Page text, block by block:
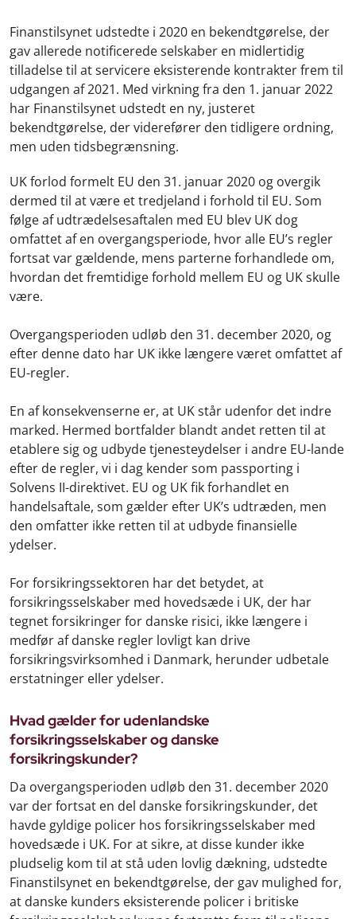
Finanstilsynet udstedte i 2020 en bekendtgørelse, der
gav allerede notificerede selskaber en midlertidig
tilladelse til at servicere eksisterende kontrakter frem til
udgangen af 2021. Med virkning fra den 1. januar 2022
har Finanstilsynet udstedt en ny, justeret
bekendtgørelse, der viderefører den tidligere ordning,
men uden tidsbegrænsning.
UK forlod formelt EU den 31. januar 2020 og overgik
dermed til at være et tredjeland i forhold til EU. Som
følge af udtrædelsesaftalen med EU blev UK dog
omfattet af en overgangsperiode, hvor alle EU’s regler
fortsat var gældende, mens parterne forhandlede om,
hvordan det fremtidige forhold mellem EU og UK skulle
være.
Overgangsperioden udløb den 31. december 2020, og
efter denne dato har UK ikke længere været omfattet af
EU-regler.
En af konsekvenserne er, at UK står udenfor det indre
marked. Hermed bortfalder blandt andet retten til at
etablere sig og udbyde tjenesteydelser i andre EU-lande
efter de regler, vi i dag kender som passporting i
Solvens II-direktivet. EU og UK fik forhandlet en
handelsaftale, som gælder efter UK’s udtræden, men
den omfatter ikke retten til at udbyde finansielle
ydelser.
For forsikringssektoren har det betydet, at
forsikringsselskaber med hovedsæde i UK, der har
tegnet forsikringer for danske risici, ikke længere i
medfør af danske regler lovligt kan drive
forsikringsvirksomhed i Danmark, herunder udbetale
erstatninger eller ydelser.
Hvad gælder for udenlandske
forsikringsselskaber og danske
forsikringskunder?
Da overgangsperioden udløb den 31. december 2020
var der fortsat en del danske forsikringskunder, det
havde gyldige policer hos forsikringsselskaber med
hovedsæde i UK. For at sikre, at disse kunder ikke
pludselig kom til at stå uden lovlig dækning, udstedte
Finanstilsynet en bekendtgørelse, der gav mulighed for,
at danske kunders eksisterende policer i britiske